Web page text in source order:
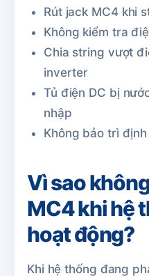
Rút jack MC4 khi
Không kiểm tra
Chia string vượt
inverter
Tủ điện DC bị
nhập
Không bảo trì
Vì sao
MC4 khi hệ
hoạt động?
Khi hệ thống đang